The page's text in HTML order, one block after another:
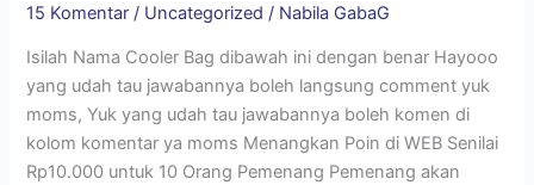
15 Komentar / Uncategorized / Nabila GabaG
Isilah Nama Cooler Bag dibawah ini dengan benar Hayooo
yang udah tau jawabannya boleh langsung comment yuk
moms, Yuk yang udah tau jawabannya boleh komen di
kolom komentar ya moms Menangkan Poin di WEB Senilai
Rp10.000 untuk 10 Orang Pemenang Pemenang akan